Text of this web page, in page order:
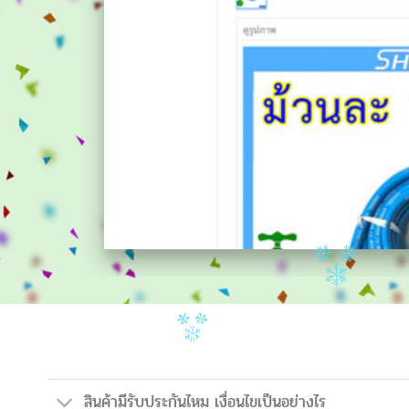
สินค้ามีรับประกันไหม เงื่อนไขเป็นอย่างไร